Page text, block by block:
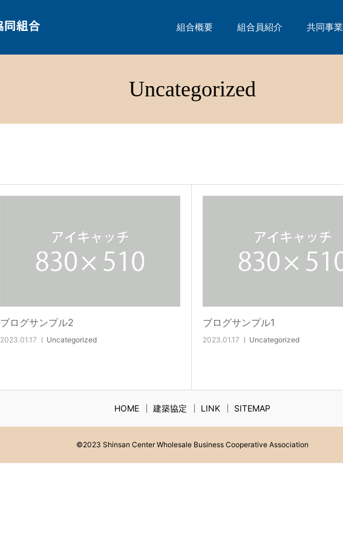
組合概要 組合員紹介 共同事業
Uncategorized
ブログサンプル2
2023.01.17 Uncategorized
ブログサンプル1
2023.01.17 Uncategorized
HOME 建築協定 LINK SITEMAP
©2023 Shinsan Center Wholesale Business Cooperative Association